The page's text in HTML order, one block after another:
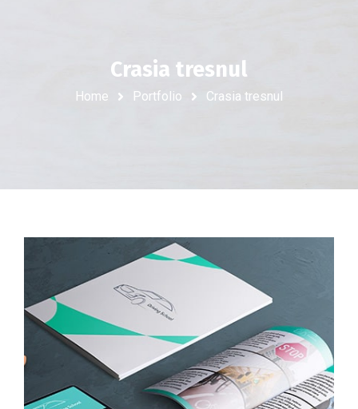
Crasia tresnul
Home Portfolio Crasia tresnul